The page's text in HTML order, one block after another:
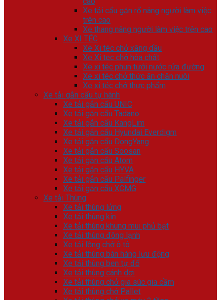
Xe tải cẩu gắn rổ nâng người làm việc
trên cao
Xe thang nâng người làm việc trên cao
Xe XI TÉC
Xe Xi téc chở xăng dầu
Xe Xi tec chở hóa chất
Xe xi téc phun tưới nước rửa đường
Xe xi téc chở thức ăn chăn nuôi
Xe xi téc chở thực phẩm
Xe tải gắn cẩu tự hành
Xe tải gắn cẩu UNIC
Xe tải gắn cẩu Tadano
Xe tải gắn cẩu KangLim
Xe tải gắn cẩu Hyundai Everdigm
Xe tải gắn cẩu DongYang
Xe tải gắn cẩu Soosan
Xe tải gắn cẩu Atom
Xe tải gắn cẩu HYVA
Xe tải gắn cẩu Palfinger
Xe tải gắn cẩu XCMG
Xe tải Thùng
Xe tải thùng lửng
Xe tải thùng kín
Xe tải thùng khung mui phủ bạt
Xe tải thùng đông lạnh
Xe tải lồng chở ô tô
Xe tải thùng bán hàng lưu động
Xe tải thùng ben tự đổ
Xe tải thùng cánh dơi
Xe tải thùng chở gia súc gia cầm
Xe tải thùng chở Pallet